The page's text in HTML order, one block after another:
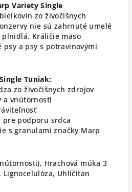
Variety Single
zo živočíšnych
nie sú zahrnuté umelé
plnidlá. Králičie mäso
a psy s potravinovými
Tuniak:
zo živočíšnych zdrojov
a vnútorností
podporu srdca
s granulami značky Marp
Hrachová múka 3
Lignocelulóza, Uhličitan